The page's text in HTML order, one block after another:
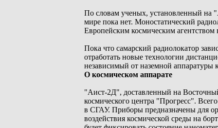
По словам ученых, установленный на
мире пока нет. Моностатический
Европейским космическим
Пока что самарский радиолокатор
отработать новые технологии
независимый от наземной
О космическом аппарате
"Аист-2Д", доставленный на
космического центра "Прогресс".
в СГАУ. Приборы предназначены для
воздействия космической среды на